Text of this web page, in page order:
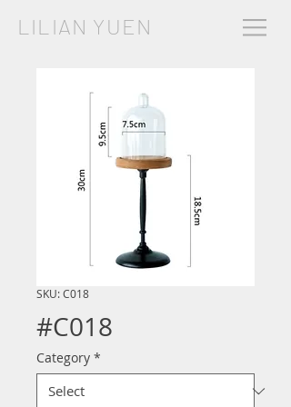
LILIAN YUEN
SKU: C018
#C018
Category *